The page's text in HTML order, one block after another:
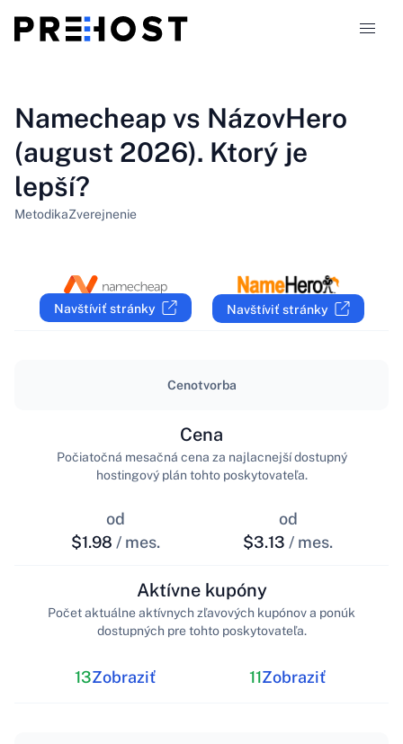
Porovnania
Kupóny
SK
Namecheap vs NázovHero
(august 2026). Ktorý je
lepší?
MetodikaZverejnenie
Navštíviť stránky Navštíviť stránky
Cenotvorba
od
$1.98 / mes.
Cena
Počiatočná mesačná cena za najlacnejší dostupný
hostingový plán tohto poskytovateľa.
od
$3.13 / mes.
13Zobraziť
Aktívne kupóny
Počet aktuálne aktívnych zľavových kupónov a ponúk
dostupných pre tohto poskytovateľa.
11Zobraziť